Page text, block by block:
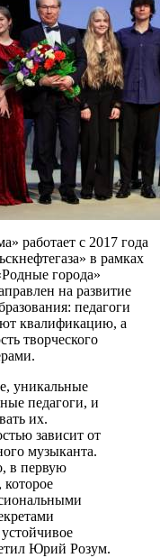
работает с 2017 года
в рамках
города»
на развитие
педагоги
квалификацию, а
творческого
уникальные
педагоги, и
их.
зависит от
музыканта.
в первую
Юрий Розум.